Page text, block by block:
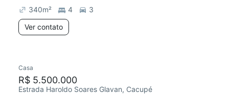
340m² 4
3
Ver contato
Casa
R$ 5.500.000
Estrada Haroldo Soares Glavan, Cacupé